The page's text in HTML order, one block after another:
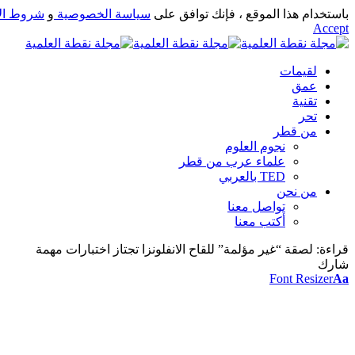
باستخدام هذا الموقع ، فإنك توافق على سياسة الخصوصية و شروط
Accept
لقيمات
عمق
تقنية
تحر
من قطر
نجوم العلوم
علماء عرب من قطر
TED بالعربي
من نحن
تواصل معنا
أكتب معنا
قراءة: لصقة “غير مؤلمة” للقاح الانفلونزا تجتاز اختبارات مهمة
شارك
Font ResizerAa